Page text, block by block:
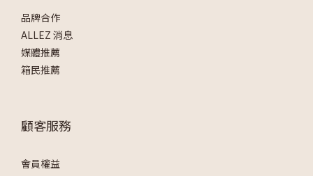
品牌合作
ALLEZ 消息
媒體推薦
箱民推薦
顧客服務
會員權益